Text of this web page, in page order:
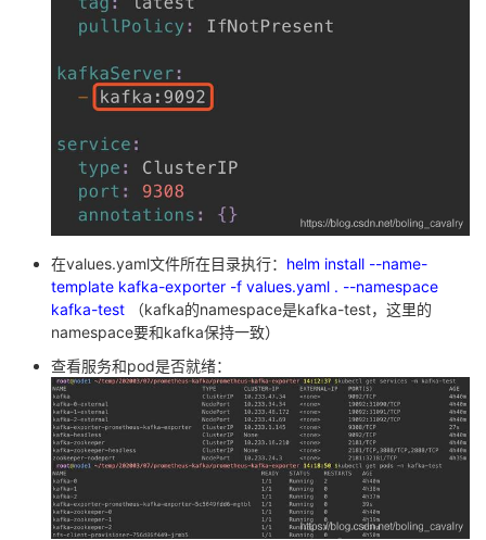
在values.yaml文件所在目录执行： helm install --name-
template kafka-exporter -f values.yaml . --namespace
kafka-test （kafka的namespace是kafka-test，这里的
namespace要和kafka保持一致）
查看服务和pod是否就绪：